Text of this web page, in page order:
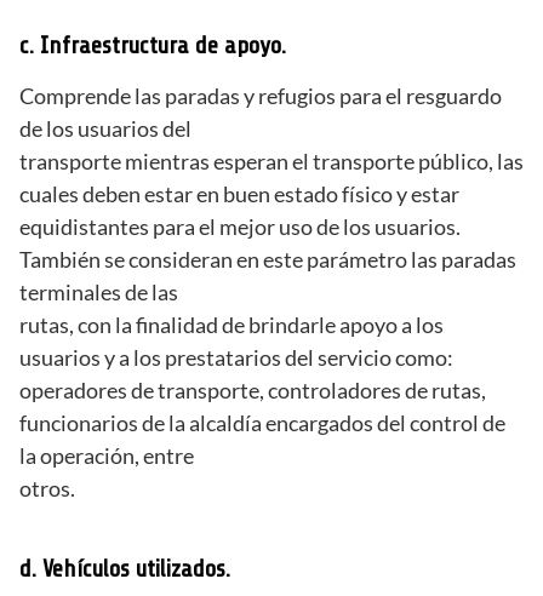
c. Infraestructura de apoyo.
Comprende las paradas y refugios para el resguardo
de los usuarios del
transporte mientras esperan el transporte público, las
cuales deben estar en buen estado físico y estar
equidistantes para el mejor uso de los usuarios.
También se consideran en este parámetro las paradas
terminales de las
rutas, con la finalidad de brindarle apoyo a los
usuarios y a los prestatarios del servicio como:
operadores de transporte, controladores de rutas,
funcionarios de la alcaldía encargados del control de
la operación, entre
otros.
d. Vehículos utilizados.